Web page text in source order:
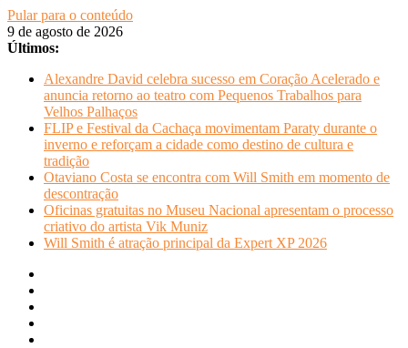
Pular para o conteúdo
9 de agosto de 2026
Últimos:
Alexandre David celebra sucesso em Coração Acelerado e
anuncia retorno ao teatro com Pequenos Trabalhos para
Velhos Palhaços
FLIP e Festival da Cachaça movimentam Paraty durante o
inverno e reforçam a cidade como destino de cultura e
tradição
Otaviano Costa se encontra com Will Smith em momento de
descontração
Oficinas gratuitas no Museu Nacional apresentam o processo
criativo do artista Vik Muniz
Will Smith é atração principal da Expert XP 2026